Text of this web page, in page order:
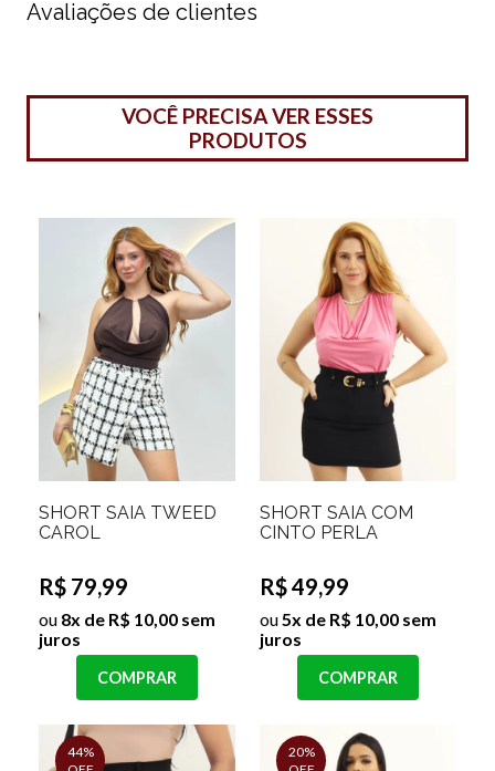
Avaliações de clientes
VOCÊ PRECISA VER ESSES
PRODUTOS
SHORT SAIA TWEED
CAROL
R$ 79,99
ou 8x de R$ 10,00 sem
juros
COMPRAR
SHORT SAIA COM
CINTO PERLA
R$ 49,99
ou5x de R$ 10,00 sem
juros
COMPRAR
44%
20%